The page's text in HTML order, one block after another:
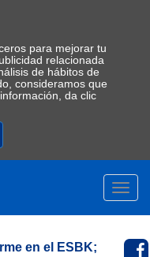
para mejorar tu
relacionada
de hábitos de
consideramos que
da clic
en el ESBK;